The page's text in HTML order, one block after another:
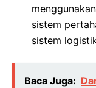
sistem
sistem
Baca Juga: